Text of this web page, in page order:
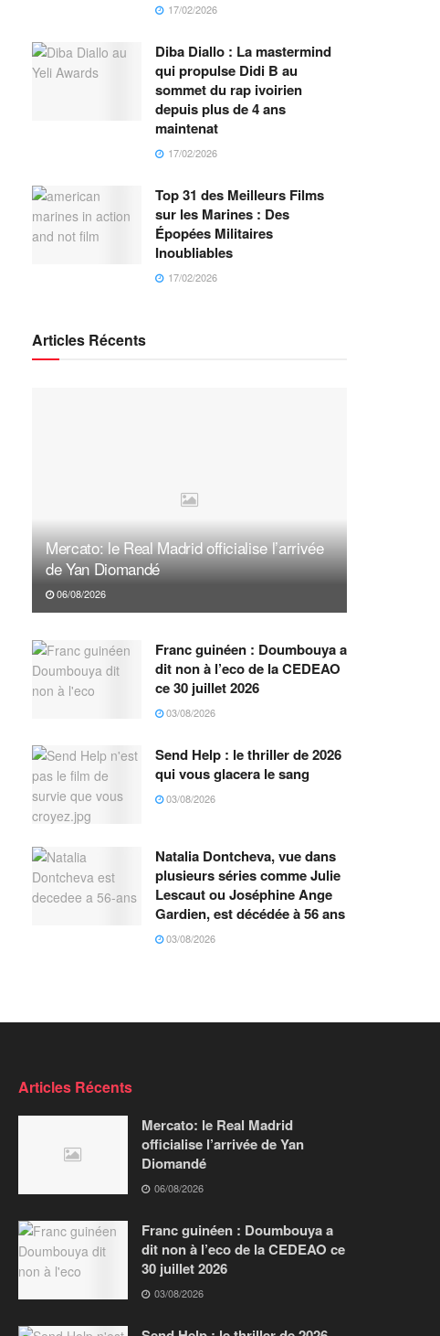
17/02/2026
Diba Diallo : La mastermind
qui propulse Didi B au
sommet du rap ivoirien
depuis plus de 4 ans
maintenat
17/02/2026
Top 31 des Meilleurs Films
sur les Marines : Des
Épopées Militaires
Inoubliables
17/02/2026
Articles Récents
Mercato: le Real Madrid officialise l’arrivée
de Yan Diomandé
06/08/2026
Franc guinéen : Doumbouya a
dit non à l’eco de la CEDEAO
ce 30 juillet 2026
03/08/2026
Send Help : le thriller de 2026
qui vous glacera le sang
03/08/2026
Natalia Dontcheva, vue dans
plusieurs séries comme Julie
Lescaut ou Joséphine Ange
Gardien, est décédée à 56 ans
03/08/2026
Articles Récents
Mercato: le Real Madrid
officialise l’arrivée de Yan
Diomandé
06/08/2026
Franc guinéen : Doumbouya a
dit non à l’eco de la CEDEAO ce
30 juillet 2026
03/08/2026